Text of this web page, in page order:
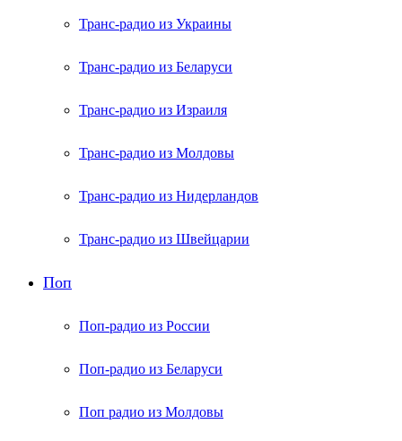
Транс-радио из Украины
Транс-радио из Беларуси
Транс-радио из Израиля
Транс-радио из Молдовы
Транс-радио из Нидерландов
Транс-радио из Швейцарии
Поп
Поп-радио из России
Поп-радио из Беларуси
Поп радио из Молдовы